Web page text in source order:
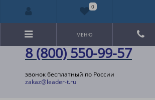
8 (800) 550-99-57
звонок бесплатный по России
zakaz@leader-t.ru
МЕНЮ
0